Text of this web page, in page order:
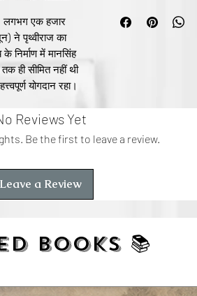
लगभग एक हजार
ने पृथ्वीराज का
निर्माण में मानसिंह
ही सीमित नहीं थी
योगदान रहा।
पर तो एक अलग
राज्य में हुआ
के जयपुर आने और
जी ने रोचक
Reviews Yet
Be the first to leave a review.
Leave a Review
BOOKS 📚